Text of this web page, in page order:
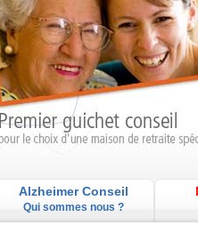
Alzheimer Conseil
Qui sommes nous ?